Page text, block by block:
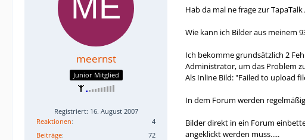
meernst
Junior Mitglied
Registriert: 16. August 2007
Reaktionen
4
Beiträge
72
Hab da mal ne frage zur TapaTalk
Wie kann ich Bilder aus meinem
Ich bekomme grundsätzlich 2
Administrator, um das Problem
Als Inline Bild: "Failed to upload
In dem Forum werden
Bilder direkt in ein Forum
angeklickt werden muss.....